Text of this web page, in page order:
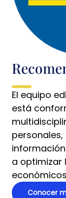
El equipo
está
a optimizar
Conocer